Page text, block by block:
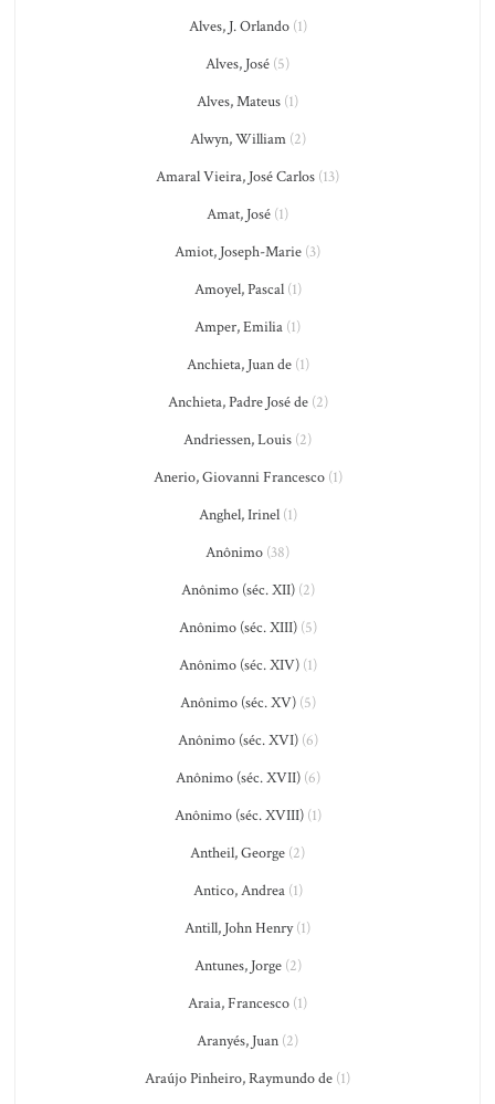
Alves, J. Orlando(1)
Alves, José (5)
Alves, Mateus (1)
Alwyn, William(2)
Amaral Vieira, José Carlos (13)
Amat, José (1)
Amiot, Joseph-Marie (3)
Amoyel, Pascal(1)
Amper, Emilia (1)
Anchieta, Juan de(1)
Anchieta, Padre José de(2)
Andriessen, Louis (2)
Anerio, Giovanni Francesco(1)
Anghel, Irinel(1)
Anônimo (38)
Anônimo (séc. XII)(2)
Anônimo (séc. XIII)(5)
Anônimo (séc. XIV)(1)
Anônimo (séc. XV)(5)
Anônimo (séc. XVI)(6)
Anônimo (séc. XVII)(6)
Anônimo (séc. XVIII)(1)
Antheil, George (2)
Antico, Andrea(1)
Antill, John Henry(1)
Antunes, Jorge(2)
Araia, Francesco (1)
Aranyés, Juan (2)
Araújo Pinheiro, Raymundo de (1)